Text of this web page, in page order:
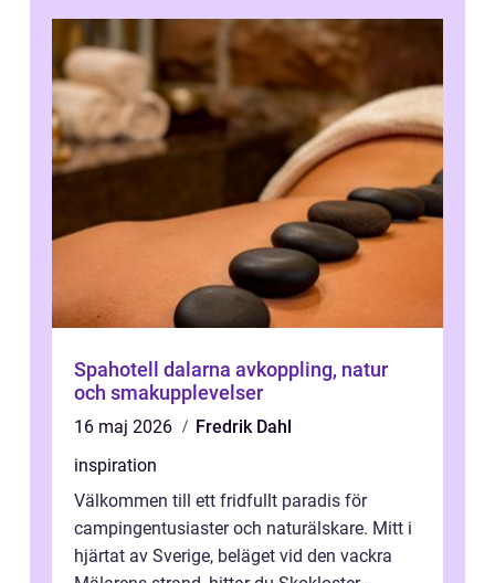
Spahotell dalarna avkoppling, natur
och smakupplevelser
16 maj 2026
Fredrik Dahl
inspiration
Välkommen till ett fridfullt paradis för
campingentusiaster och naturälskare. Mitt i
hjärtat av Sverige, beläget vid den vackra